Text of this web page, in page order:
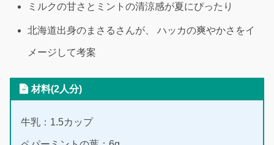
ミルクの甘さとミントの清涼感が夏にぴったり
北海道出身のまさるさんが、 ハッカの爽やかさをイ
メージして考案
材料(2人分)
牛乳：1.5カップ